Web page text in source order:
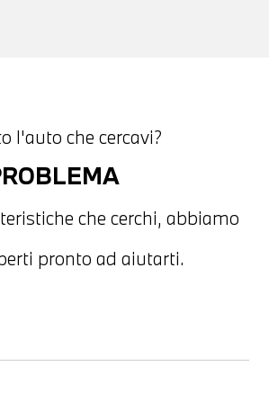
l'auto che cercavi?
che cerchi, abbiamo
pronto ad aiutarti.